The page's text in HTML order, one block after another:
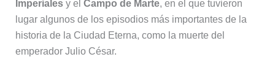
Imperiales y el Campo de Marte, en el que tuvieron
lugar algunos de los episodios más importantes de la
historia de la Ciudad Eterna, como la muerte del
emperador Julio César.